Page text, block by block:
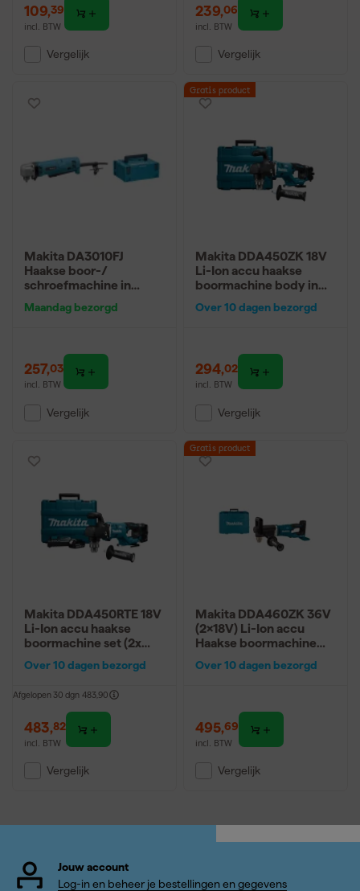
109,39
incl. BTW
Vergelijk
239,06
incl. BTW
Vergelijk
Makita DA3010FJ
Haakse boor-/
schroefmachine in
Maandag bezorgd
257,03
incl. BTW
Vergelijk
Gratis product
Makita DDA450ZK 18V
Li-Ion accu haakse
boormachine body in
koolborstelloos
Over 10 dagen bezorgd
294,02
incl. BTW
Vergelijk
Makita DDA450RTE 18V
Li-Ion accu haakse
boormachine set (2x
- koolborstelloos
Over 10 dagen bezorgd
Afgelopen 30 dgn 483,90
483,82
incl. BTW
Vergelijk
Gratis product
Makita DDA460ZK 36V
(2x18V) Li-Ion accu
Haakse boormachine
Over 10 dagen bezorgd
495,69
incl. BTW
Vergelijk
Jouw account
Log-in en beheer je bestellingen en gegevens